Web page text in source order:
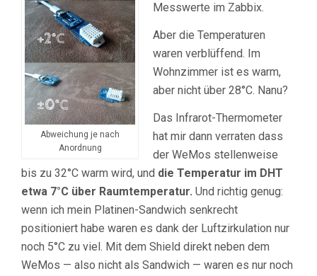
Abweichung je nach
Anordnung
Messwerte im Zabbix.
Aber die Temperaturen
waren verblüffend. Im
Wohnzimmer ist es warm,
aber nicht über 28°C. Nanu?
Das Infrarot-Thermometer
hat mir dann verraten dass
der WeMos stellenweise
bis zu 32°C warm wird, und die Temperatur im DHT
etwa 7°C über Raumtemperatur. Und richtig genug:
wenn ich mein Platinen-Sandwich senkrecht
positioniert habe waren es dank der Luftzirkulation nur
noch 5°C zu viel. Mit dem Shield direkt neben dem
WeMos — also nicht als Sandwich — waren es nur noch